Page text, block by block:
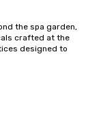
the spa garden,
crafted at the
designed to